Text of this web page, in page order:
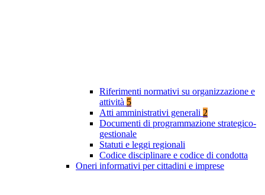
Riferimenti normativi su organizzazione e
attività 5
Atti amministrativi generali 2
Documenti di programmazione strategico-
gestionale
Statuti e leggi regionali
Codice disciplinare e codice di condotta
Oneri informativi per cittadini e imprese